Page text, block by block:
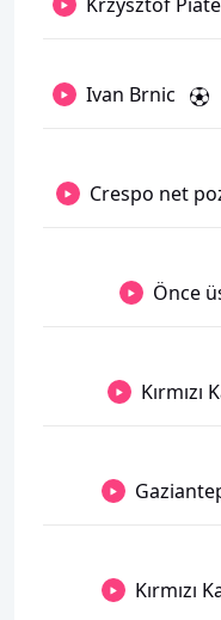
Ivan Brnic
Crespo net
Önce
Kırmızı